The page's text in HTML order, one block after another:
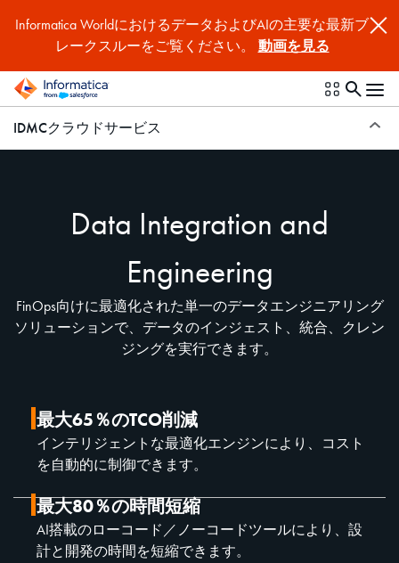
Informatica WorldにおけるデータおよびAIの主要な最新ブ
レークスルーをご覧ください。 動画を見る
IDMCクラウドサービス
Data Integration and
Engineering
FinOps向けに最適化された単一のデータエンジニアリング
ソリューションで、データのインジェスト、統合、クレン
ジングを実行できます。
最大65％のTCO削減
インテリジェントな最適化エンジンにより、コスト
を自動的に制御できます。
最大80％の時間短縮
AI搭載のローコード／ノーコードツールにより、設
計と開発の時間を短縮できます。